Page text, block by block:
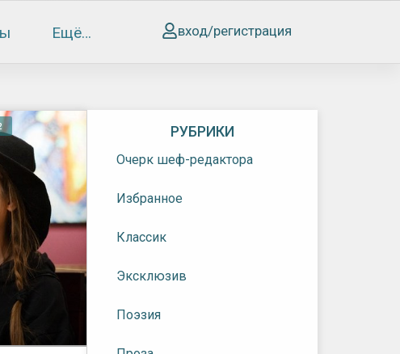
Ещё… вход/регистрация
РУБРИКИ
Очерк шеф-редактора
Избранное
Классик
Эксклюзив
Поэзия